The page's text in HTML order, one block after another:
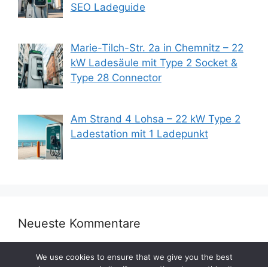
SEO Ladeguide
Marie-Tilch-Str. 2a in Chemnitz – 22
kW Ladesäule mit Type 2 Socket &
Type 28 Connector
Am Strand 4 Lohsa – 22 kW Type 2
Ladestation mit 1 Ladepunkt
Neueste Kommentare
We use cookies to ensure that we give you the best